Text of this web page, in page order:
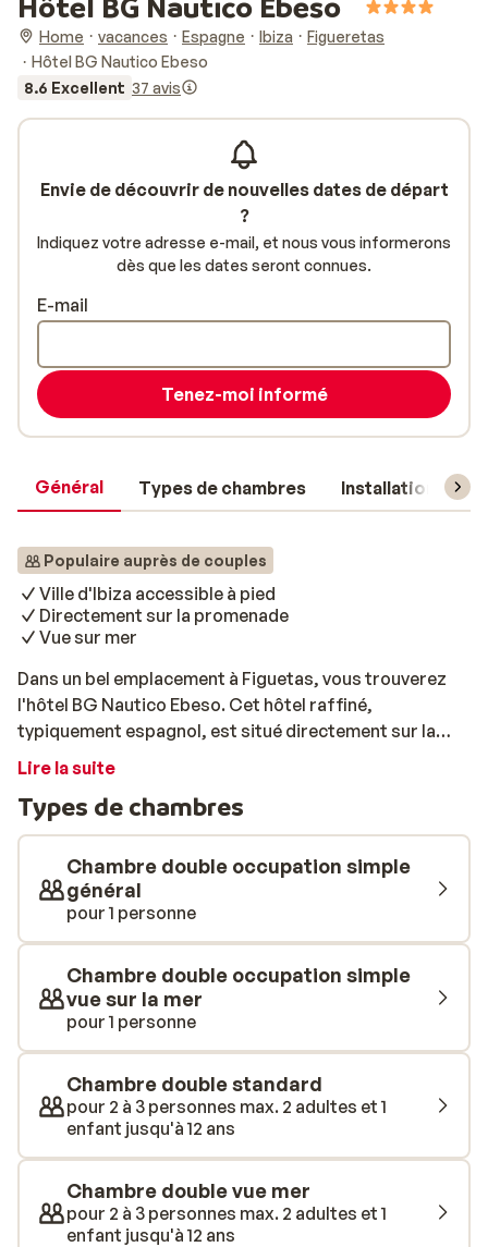
Home vacances Espagne Ibiza
Figueretas
Hôtel BG Nautico Ebeso
8.6 Excellent 37 avis
Général Types de chambres Installations
Populaire auprès de couples
Ville d'Ibiza accessible à pied
Directement sur la promenade
Vue sur mer
Dans un bel emplacement à Figuetas, vous trouverez
l'hôtel BG Nautico Ebeso. Cet hôtel raffiné,
typiquement espagnol, est situé directement sur la
promenade et en bord de mer. Playa d'en Bossa et la
chambres bien entretenues, de la belle piscine avec vue
sur mer et du délicieux petit-déjeuner le matin.
Détendez-vous au bord de la piscine ou découvrez les
plus belles plages d'Ibiza. Le soir, rendez vous à Playa
d'en Bossa ou à Ibiza-ville. L'hôtel BG Nautico Ebeso
constitue un point de départ idéal pour des vacances
au soleil à Ibiza.
Lire la suite
Types de chambres
Chambre double occupation simple
général
pour 1 personne
Chambre double occupation simple
vue sur la mer
pour 1 personne
Chambre double standard
pour 2 à 3 personnes max. 2 adultes et 1
enfant jusqu'à 12 ans
Chambre double vue mer
pour 2 à 3 personnes max. 2 adultes et 1
enfant jusqu'à 12 ans
Envie de découvrir de nouvelles dates de départ
?
Indiquez votre adresse e-mail, et nous vous informerons
dès que les dates seront connues.
E-mail
Tenez-moi informé